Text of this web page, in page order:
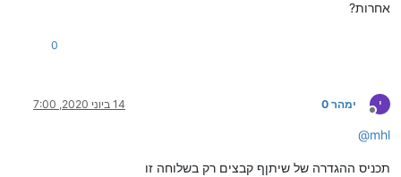
אחרות?
0
י
מנותק
ימהר 0 14 ביוני 2020, 7:00
@mhl
תכניס ההגדרה של שיתןף קבצים רק בשלוחה זו